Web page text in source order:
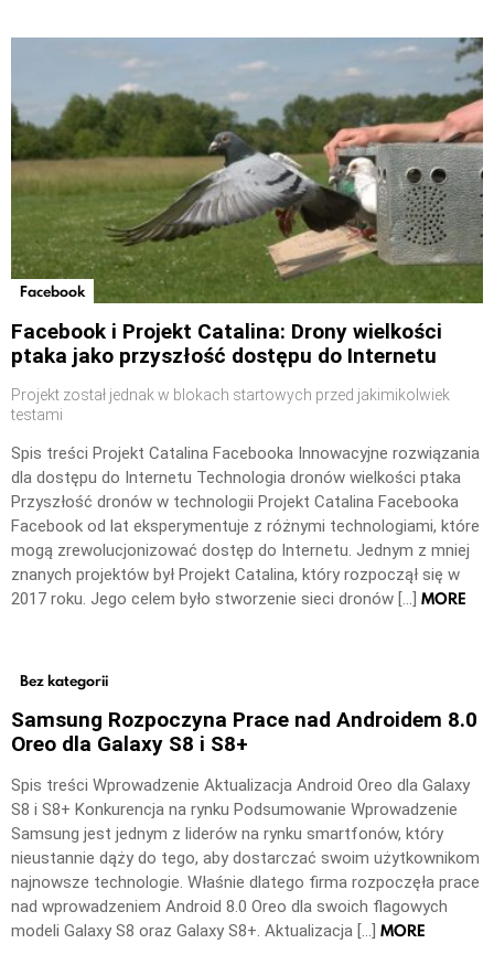
Facebook
Facebook i Projekt Catalina: Drony wielkości
ptaka jako przyszłość dostępu do Internetu
Projekt został jednak w blokach startowych przed jakimikolwiek
testami
Spis treści Projekt Catalina Facebooka Innowacyjne rozwiązania
dla dostępu do Internetu Technologia dronów wielkości ptaka
Przyszłość dronów w technologii Projekt Catalina Facebooka
Facebook od lat eksperymentuje z różnymi technologiami, które
mogą zrewolucjonizować dostęp do Internetu. Jednym z mniej
znanych projektów był Projekt Catalina, który rozpoczął się w
2017 roku. Jego celem było stworzenie sieci dronów […] MORE
Bez kategorii
Samsung Rozpoczyna Prace nad Androidem 8.0
Oreo dla Galaxy S8 i S8+
Spis treści Wprowadzenie Aktualizacja Android Oreo dla Galaxy
S8 i S8+ Konkurencja na rynku Podsumowanie Wprowadzenie
Samsung jest jednym z liderów na rynku smartfonów, który
nieustannie dąży do tego, aby dostarczać swoim użytkownikom
najnowsze technologie. Właśnie dlatego firma rozpoczęła prace
nad wprowadzeniem Android 8.0 Oreo dla swoich flagowych
modeli Galaxy S8 oraz Galaxy S8+. Aktualizacja […] MORE